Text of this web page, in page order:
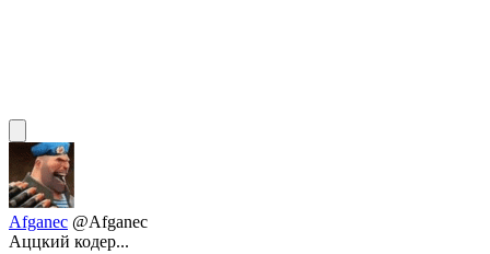
Afganec @Afganec
Аццкий кодер...